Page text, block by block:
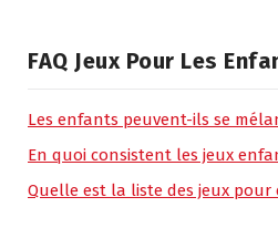
FAQ Jeux Pour Les
Les enfants peuvent-ils se
En quoi consistent les jeux
Quelle est la liste des jeux pour